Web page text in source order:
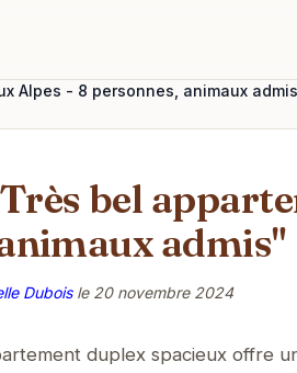
Alpes - 8 personnes, animaux admis
bel
admis"
Duboisle 20 novembre 2024
duplex spacieux offre